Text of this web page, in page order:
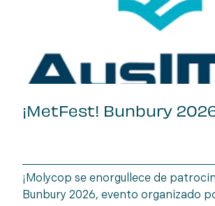
¡MetFest! Bunbury
¡Molycop se enorgullece de
Bunbury 2026, evento organizado